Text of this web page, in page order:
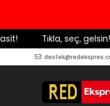
Tıkla, seç, gelsin!